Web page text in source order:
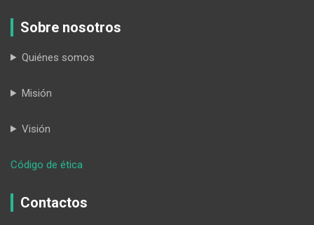
Sobre nosotros
Quiénes somos
Misión
Visión
Código de ética
las
Contactos